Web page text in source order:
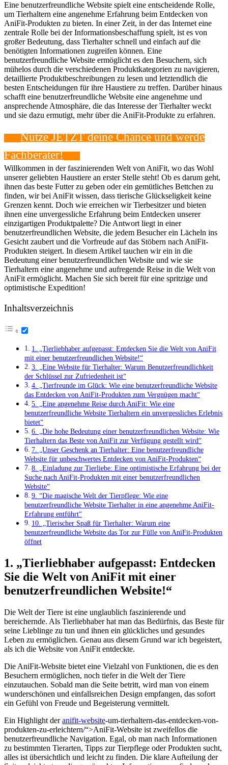
Eine benutzerfreundliche Website spielt eine entscheidende Rolle,
um Tierhaltern eine angenehme Erfahrung beim Entdecken von
AniFit-Produkten zu bieten. In einer Zeit, in der das Internet eine
zentrale Rolle bei der Informationsbeschaffung spielt, ist es von
großer Bedeutung, dass Tierhalter schnell und einfach auf die
benötigten Informationen zugreifen können. Eine
benutzerfreundliche Website ermöglicht es den Besuchern, sich
mühelos durch die verschiedenen Produktkategorien zu navigieren,
detaillierte Produktbeschreibungen zu lesen und letztendlich die
besten Entscheidungen für ihre Haustiere zu treffen. Darüber hinaus
schafft eine benutzerfreundliche Website eine angenehme und
ansprechende Atmosphäre, die das Interesse der Tierhalter weckt
und sie dazu ermutigt, mehr über die AniFit-Produkte zu erfahren.
Nutze JETZT deine Chance und‌ werde
Fachberater!
Willkommen in der faszinierenden Welt von AniFit, wo ‍das Wohl
unserer geliebten Haustiere an ⁣erster Stelle steht! Ob es darum geht,
ihnen das beste ⁢Futter zu geben ⁢oder ein gemütliches⁢ Bettchen zu
finden, wir bei AniFit wissen, dass tierische Glückseligkeit keine⁢
Grenzen kennt. Doch wie ⁢erreichen wir Tierbesitzer und bieten
ihnen⁣ eine‌ unvergessliche Erfahrung beim Entdecken unserer
einzigartigen Produktpalette? ‍Die Antwort liegt in einer
benutzerfreundlichen Website, die jedem Besucher⁢ ein Lächeln ‌ins
Gesicht zaubert und‌ die Vorfreude ‍auf das Stöbern nach‍ AniFit-
Produkten steigert. In diesem Artikel tauchen ​wir ein in die
Bedeutung einer benutzerfreundlichen Website und wie sie
Tierhaltern eine angenehme und aufregende Reise ⁤in die Welt von
AniFit ermöglicht. Machen Sie⁤ sich bereit für eine spritzige und
optimistische Expedition!
Inhaltsverzeichnis
1. „Tierliebhaber⁤ aufgepasst: Entdecken Sie die Welt von AniFit
mit einer benutzerfreundlichen Website!“
3. „Eine Website für Tierhalter:‌ Warum ‍Benutzerfreundlichkeit
⁢der Schlüssel zur Zufriedenheit ist“
4. „Tierfreunde ⁣im⁢ Glück: Wie eine benutzerfreundliche Website
das Entdecken von AniFit-Produkten zum ​Vergnügen⁣ macht“
5. „Eine angenehme Reise durch AniFit: Wie eine
benutzerfreundliche Website Tierhaltern‍ ein unvergessliches Erlebnis
bietet“
6. „Die hohe Bedeutung ⁢einer benutzerfreundlichen‌ Website: ⁢Wie
Tierhaltern das Beste von⁣ AniFit zur ⁣Verfügung gestellt wird“
7. „Unser Geschenk an⁤ Tierhalter: Eine‌ benutzerfreundliche
Website ‌für unbeschwertes Entdecken von AniFit-Produkten“
8. „Einladung ‌zur Tierliebe: ‍Eine optimistische Erfahrung bei der
Suche‌ nach AniFit-Produkten mit einer⁤ benutzerfreundlichen
Website“
9. ⁢“Die magische⁣ Welt der Tierpflege: Wie eine
benutzerfreundliche Website Tierhalter in eine angenehme AniFit-
Erfahrung entführt“
10.⁢ „Tierischer Spaß für ⁢Tierhalter:⁤ Warum⁢ eine​
benutzerfreundliche Website das Tor⁢ zur Fülle von AniFit-Produkten
öffnet
1. „Tierliebhaber⁤ aufgepasst: Entdecken
Sie die Welt von AniFit mit einer
benutzerfreundlichen Website!“
Die Welt der⁤ Tiere ist eine unglaublich‍ faszinierende und
bereichernde. Als Tierliebhaber hat man‌ das ​Bedürfnis, das Beste für⁤
seine Lieblinge zu tun und ihnen ein ⁤glückliches und gesundes
Leben zu ermöglichen.⁤ Genau ⁤aus diesem Grund war ich begeistert,
als​ ich die ⁢Website ⁤von AniFit‌ entdeckte.
Die ‌AniFit-Website bietet eine Vielzahl von Funktionen, die es den
Besuchern ermöglichen,⁢ noch tiefer in die Welt der Tiere
einzutauchen. Sobald man die Seite betritt, wird man von einem
wunderschönen und einfallsreichen⁤ Design empfangen, das sofort
ein Gefühl von Freude und Begeisterung vermittelt.
Ein Highlight deranifit-website-um-tierhaltern-das-entdecken-von-
produkten-zu-erleichtern/“>AniFit-Website ist zweifellos​ die
benutzerfreundliche Navigation. Egal, ​ob man nach Informationen
zu bestimmten Tierarten, Tipps zur Tierpflege oder Produkten sucht,‍
alles ist übersichtlich und leicht zu⁣ finden. Die klare Aufteilung der